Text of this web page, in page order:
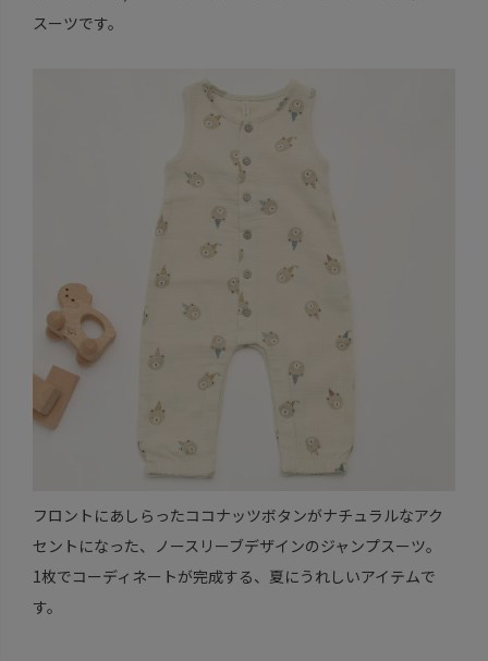
スーツです。
フロントにあしらったココナッツボタンがナチュラルなアク
セントになった、ノースリーブデザインのジャンプスーツ。
1枚でコーディネートが完成する、夏にうれしいアイテムで
す。